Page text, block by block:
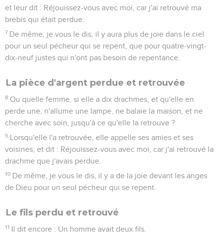
et leur dit : Réjouissez-vous avec moi, car j'ai retrouvé ma
brebis qui était perdue.
7 De même, je vous le dis, il y aura plus de joie dans le ciel
pour un seul pécheur qui se repent, que pour quatre-vingt-
dix-neuf justes qui n'ont pas besoin de repentance.
La pièce d'argent perdue et retrouvée
8 Ou quelle femme, si elle a dix drachmes, et qu'elle en
perde une, n'allume une lampe, ne balaie la maison, et ne
cherche avec soin, jusqu'à ce qu'elle la retrouve ?
9 Lorsqu'elle l'a retrouvée, elle appelle ses amies et ses
voisines, et dit : Réjouissez-vous avec moi, car j'ai retrouvé la
drachme que j'avais perdue.
10 De même, je vous le dis, il y a de la joie devant les anges
de Dieu pour un seul pécheur qui se repent.
Le fils perdu et retrouvé
11 Il dit encore : Un homme avait deux fils.